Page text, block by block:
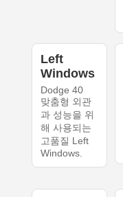
Left
Windows
Dodge 40
맞춤형 외관
과 성능을 위
해 사용되는
고품질 Left
Windows.